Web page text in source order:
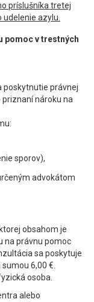
príslušníka tretej
azylu.
pomoc v trestných
poskytnutie právnej
nároku na
sporov),
advokátom
obsahom je
na právnu pomoc
sa poskytuje
6,00 €.
osoba.
alebo